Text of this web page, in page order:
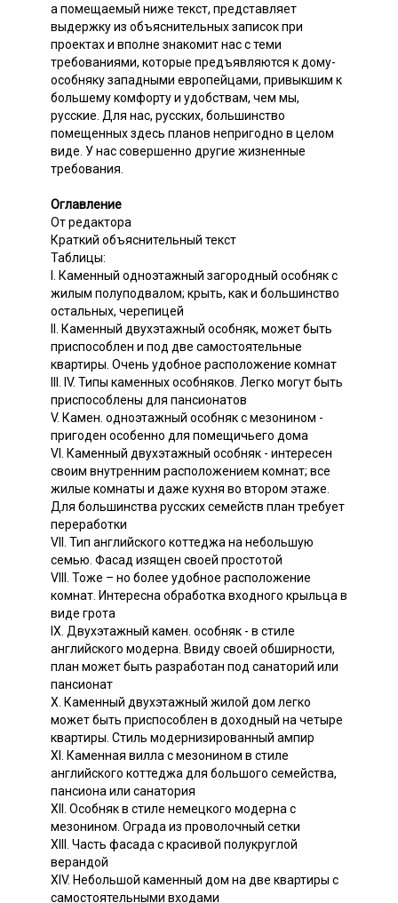
а помещаемый ниже текст, представляет
выдержку из объяснительных записок при
проектах и вполне знакомит нас с теми
требованиями, которые предъявляются к дому-
особняку западными европейцами, привыкшим к
большему комфорту и удобствам, чем мы,
русские. Для нас, русских, большинство
помещенных здесь планов непригодно в целом
виде. У нас совершенно другие жизненные
требования.
Оглавление
От редактора
Краткий объяснительный текст
Таблицы:
I. Каменный одноэтажный загородный особняк с
жилым полуподвалом; крыть, как и большинство
остальных, черепицей
II. Каменный двухэтажный особняк, может быть
приспособлен и под две самостоятельные
квартиры. Очень удобное расположение комнат
III. IV. Типы каменных особняков. Легко могут быть
приспособлены для пансионатов
V. Камен. одноэтажный особняк с мезонином -
пригоден особенно для помещичьего дома
VI. Каменный двухэтажный особняк - интересен
своим внутренним расположением комнат; все
жилые комнаты и даже кухня во втором этаже.
Для большинства русских семейств план требует
переработки
VII. Тип английского коттеджа на небольшую
семью. Фасад изящен своей простотой
VIII. Тоже – но более удобное расположение
комнат. Интересна обработка входного крыльца в
виде грота
IX. Двухэтажный камен. особняк - в стиле
английского модерна. Ввиду своей обширности,
план может быть разработан под санаторий или
пансионат
X. Каменный двухэтажный жилой дом легко
может быть приспособлен в доходный на четыре
квартиры. Стиль модернизированный ампир
XI. Каменная вилла с мезонином в стиле
английского коттеджа для большого семейства,
пансиона или санатория
XII. Особняк в стиле немецкого модерна с
мезонином. Ограда из проволочный сетки
XIII. Часть фасада с красивой полукруглой
верандой
XIV. Небольшой каменный дом на две квартиры с
самостоятельными входами